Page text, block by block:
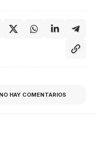
NO HAY COMENTARIOS